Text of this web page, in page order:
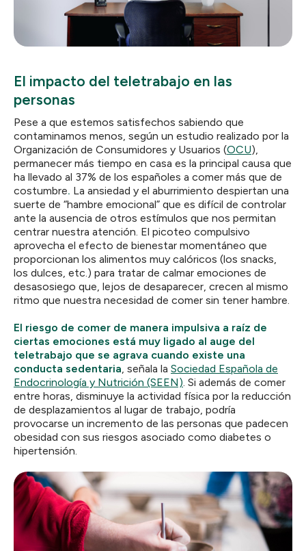
El impacto del teletrabajo en las
personas
Pese a que estemos satisfechos sabiendo que
contaminamos menos, según un estudio realizado por la
Organización de Consumidores y Usuarios (OCU),
permanecer más tiempo en casa es la principal causa que
ha llevado al 37% de los españoles a comer más que de
costumbre. La ansiedad y el aburrimiento despiertan una
suerte de “hambre emocional” que es difícil de controlar
ante la ausencia de otros estímulos que nos permitan
centrar nuestra atención. El picoteo compulsivo
aprovecha el efecto de bienestar momentáneo que
proporcionan los alimentos muy calóricos (los snacks,
los dulces, etc.) para tratar de calmar emociones de
desasosiego que, lejos de desaparecer, crecen al mismo
ritmo que nuestra necesidad de comer sin tener hambre.
El riesgo de comer de manera impulsiva a raíz de
ciertas emociones está muy ligado al auge del
teletrabajo que se agrava cuando existe una
conducta sedentaria, señala la Sociedad Española de
Endocrinología y Nutrición (SEEN). Si además de comer
entre horas, disminuye la actividad física por la reducción
de desplazamientos al lugar de trabajo, podría
provocarse un incremento de las personas que padecen
obesidad con sus riesgos asociado como diabetes o
hipertensión.